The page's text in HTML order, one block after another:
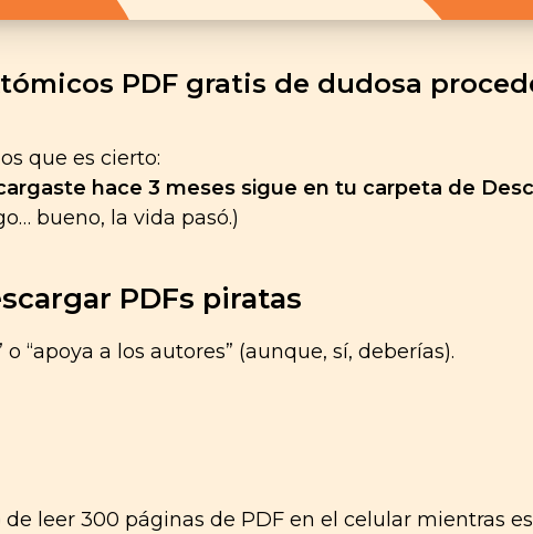
PDF gratis de dudosa
que es cierto:
hace 3 meses sigue en tu carpeta de
bueno, la vida pasó.)
PDFs piratas
“apoya a los autores” (aunque, sí, deberías).
leer 300 páginas de PDF en el celular mientras